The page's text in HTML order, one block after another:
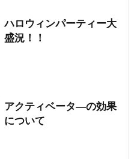
ハロウィンパーティー大
盛況！！
アクティベータ―の効果
について